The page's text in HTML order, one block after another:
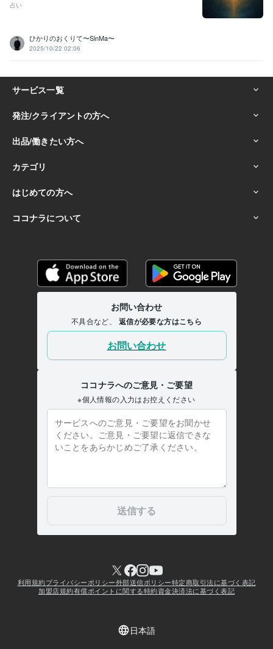
占い
ひかりのおくりて〜SinMa〜
2025/10/22 02:06